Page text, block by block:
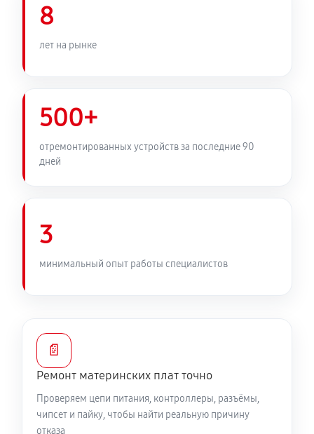
8
лет на рынке
500+
отремонтированных устройств за последние 90
дней
3
минимальный опыт работы специалистов
📄
Ремонт материнских плат точно
Проверяем цепи питания, контроллеры, разъёмы,
чипсет и пайку, чтобы найти реальную причину
отказа